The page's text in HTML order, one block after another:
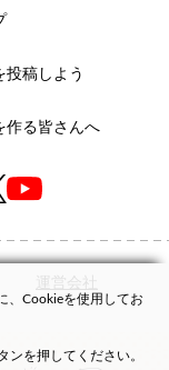
投稿しよう
作る皆さんへ
運営会社
、Cookieを使用してお
ンを押してください。